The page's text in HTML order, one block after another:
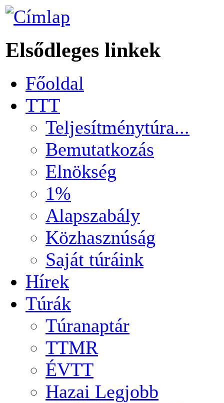
Elsődleges linkek
Főoldal
TTT
Teljesítménytúra...
Bemutatkozás
Elnökség
1%
Alapszabály
Közhasznúság
Saját túráink
Hírek
Túrák
Túranaptár
TTMR
ÉVTT
Hazai Legjobb